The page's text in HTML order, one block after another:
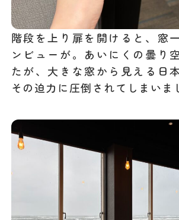
階段を上り扉を開けると、窓
ンビューが。あいにくの曇り
たが、大きな窓から見える日
その迫力に圧倒されてしまいま